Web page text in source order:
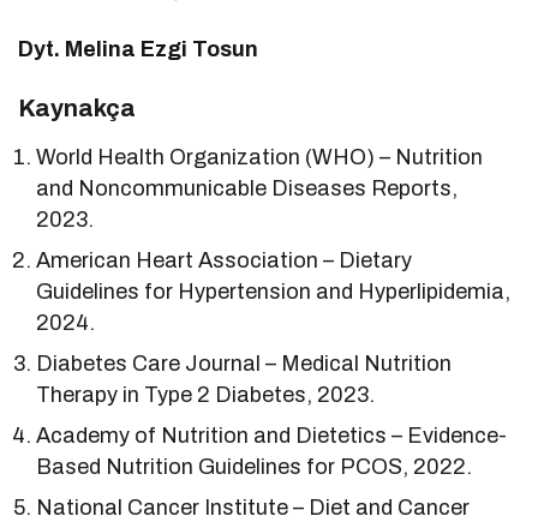
Dyt. Melina Ezgi Tosun
Kaynakça
World Health Organization (WHO) – Nutrition
and Noncommunicable Diseases Reports,
2023.
American Heart Association – Dietary
Guidelines for Hypertension and Hyperlipidemia,
2024.
Diabetes Care Journal – Medical Nutrition
Therapy in Type 2 Diabetes, 2023.
Academy of Nutrition and Dietetics – Evidence-
Based Nutrition Guidelines for PCOS, 2022.
National Cancer Institute – Diet and Cancer